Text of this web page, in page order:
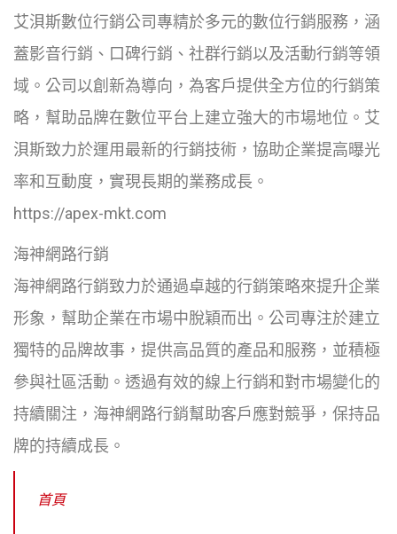
艾浿斯數位行銷公司專精於多元的數位行銷服務，涵
蓋影音行銷、口碑行銷、社群行銷以及活動行銷等領
域。公司以創新為導向，為客戶提供全方位的行銷策
略，幫助品牌在數位平台上建立強大的市場地位。艾
浿斯致力於運用最新的行銷技術，協助企業提高曝光
率和互動度，實現長期的業務成長。
https://apex-mkt.com
海神網路行銷
海神網路行銷致力於通過卓越的行銷策略來提升企業
形象，幫助企業在市場中脫穎而出。公司專注於建立
獨特的品牌故事，提供高品質的產品和服務，並積極
參與社區活動。透過有效的線上行銷和對市場變化的
持續關注，海神網路行銷幫助客戶應對競爭，保持品
牌的持續成長。
首頁